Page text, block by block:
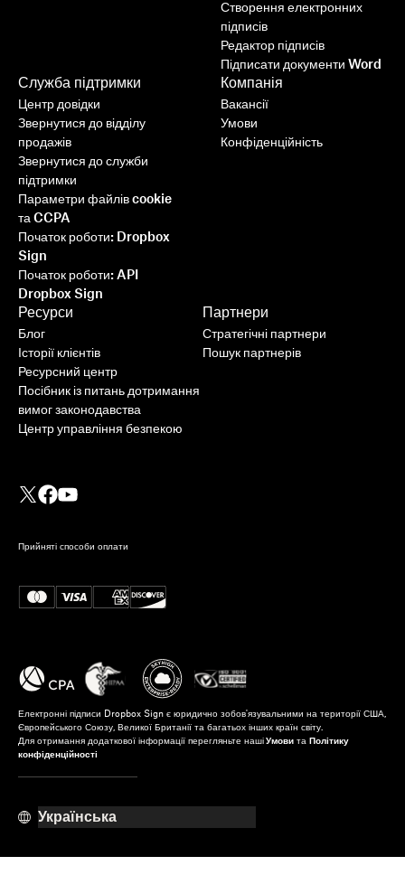
Створення електронних
підписів
Редактор підписів
Підписати документи Word
Служба підтримки
Центр довідки
Звернутися до відділу
продажів
Звернутися до служби
підтримки
Параметри файлів cookie
та CCPA
Початок роботи: Dropbox
Sign
Початок роботи: API
Dropbox Sign
Ресурси
Блог
Історії клієнтів
Ресурсний центр
Посібник із питань дотримання
вимог законодавства
Центр управління безпекою
Партнери
Стратегічні партнери
Пошук партнерів
Компанія
Вакансії
Умови
Конфіденційність
Прийняті способи оплати
Електронні підписи Dropbox Sign є юридично зобов'язувальними на території США,
Європейського Союзу, Великої Британії та багатьох інших країн світу.
Для отримання додаткової інформації перегляньте наші Умови та Політику
конфіденційності